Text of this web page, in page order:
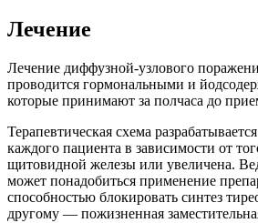
Лечение
Лечение диффузной-узлового
проводится гормональными и
которые принимают за полчаса до
Терапевтическая схема
каждого пациента в зависимости от
щитовидной железы или увеличена.
может понадобиться применение
способностью блокировать синтез
другому — пожизненная